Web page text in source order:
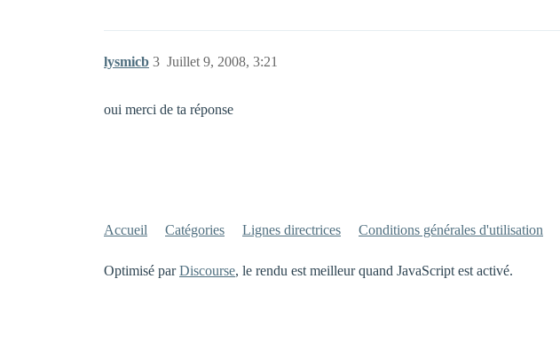
lysmicb Juillet 9, 2008, 3:21
3
oui merci de ta réponse
Accueil Catégories Lignes directrices Conditions générales d'utilisation
Optimisé parDiscourse, le rendu est meilleur quand JavaScript est activé.